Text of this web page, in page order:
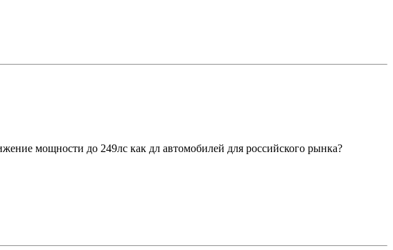
мощности до 249лс как дл автомобилей для российского рынка?